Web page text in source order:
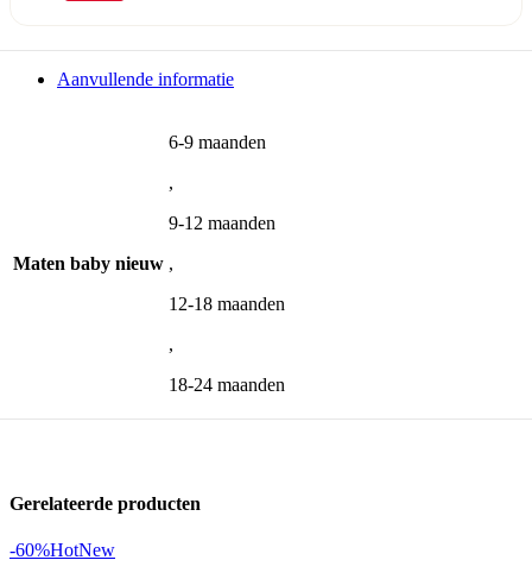
Aanvullende informatie
Maten baby nieuw
6-9 maanden
,
9-12 maanden
,
12-18 maanden
,
18-24 maanden
Gerelateerde producten
-60%HotNew